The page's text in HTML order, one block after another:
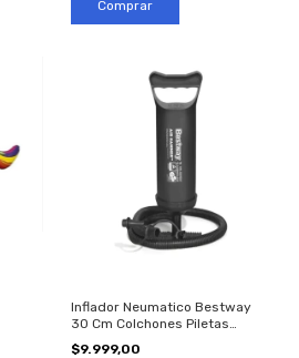
Inflador Neumatico Bestway
30 Cm Colchones Piletas
Inflables
$9.999,00